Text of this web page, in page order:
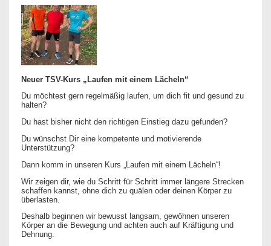
Neuer TSV-Kurs „Laufen mit einem Lächeln“
Du möchtest gern regelmäßig laufen, um dich fit und gesund zu
halten?
Du hast bisher nicht den richtigen Einstieg dazu gefunden?
Du wünschst Dir eine kompetente und motivierende
Unterstützung?
Dann komm in unseren Kurs „Laufen mit einem Lächeln“!
Wir zeigen dir, wie du Schritt für Schritt immer längere Strecken
schaffen kannst, ohne dich zu quälen oder deinen Körper zu
überlasten.
Deshalb beginnen wir bewusst langsam, gewöhnen unseren
Körper an die Bewegung und achten auch auf Kräftigung und
Dehnung.